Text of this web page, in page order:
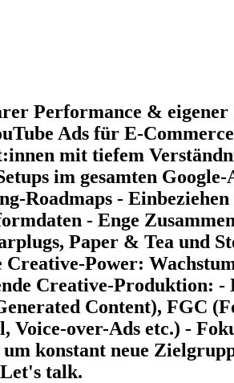
Performance &
Ads für E-
mit tiefem
im gesamten Google-
Roadmaps -
- Enge
Paper & Tea und
Power:
Creative-Produktion:
Content), FGC
over-Ads etc.) -
konstant neue
talk.